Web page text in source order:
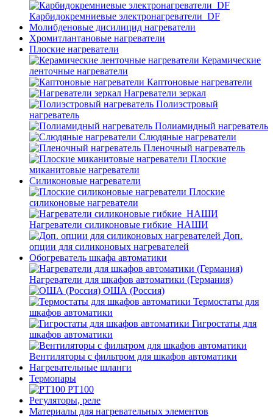
Карбидокремниевые электронагреватели_DF
Молибденовые дисилицид нагреватели
Хромитлантановые нагреватели
Плоские нагреватели
Керамические
ленточные нагреватели
Каптоновые нагреватели
Нагреватели зеркал
Полиэстровый
нагреватель
Полиамидный нагреватель
Слюдяные нагреватели
Пленочный нагреватель
Плоские
миканитовые нагреватели
Силиконовые нагреватели
Плоские
силиконовые нагреватели
Нагреватели силиконовые гибкие_НАШИ
Доп.
опции для силиконовых нагревателей
Обогреватель шкафа автоматики
Нагреватели для шкафов автоматики (Германия)
ОША (Россия)
Термостаты для
шкафов автоматики
Гигростаты для
шкафов автоматики
Вентиляторы с фильтром для шкафов автоматики
Нагревательные шланги
Термопары
PT100
Регуляторы, реле
Материалы для нагревательных элементов